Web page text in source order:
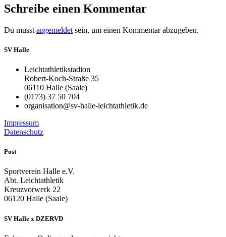
Schreibe einen Kommentar
Du musst angemeldet sein, um einen Kommentar abzugeben.
SV Halle
Leichtathletikstadion
Robert-Koch-Straße 35
06110 Halle (Saale)
(0173) 37 50 704
organisation@sv-halle-leichtathletik.de
Impressum
Datenschutz
Post
Sportverein Halle e.V.
Abt. Leichtathletik
Kreuzvorwerk 22
06120 Halle (Saale)
SV Halle x DZERVD